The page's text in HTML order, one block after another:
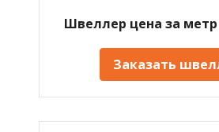
Швеллер цена за метр
Заказать